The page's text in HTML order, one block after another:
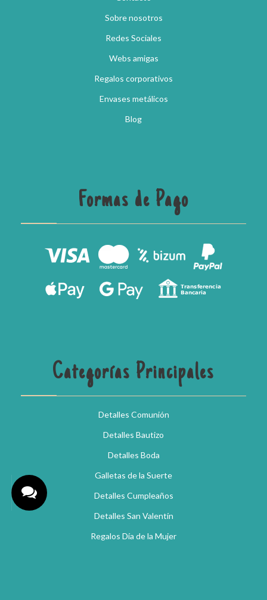
Sobre nosotros
Redes Sociales
Webs amigas
Regalos corporativos
Envases metálicos
Blog
Formas de Pago
Categorías Principales
Detalles Comunión
Detalles Bautizo
Detalles Boda
Galletas de la Suerte
Detalles Cumpleaños
Detalles San Valentín
Regalos Día de la Mujer